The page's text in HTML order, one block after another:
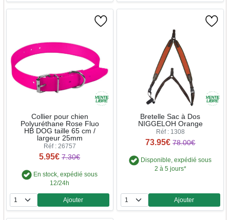
Collier pour chien
Polyuréthane Rose Fluo
HB DOG taille 65 cm /
largeur 25mm
Réf : 26757
5.95€ 7.30€
En stock, expédié sous
12/24h
Quantité
Ajouter
Bretelle Sac à Dos
NIGGELOH Orange
Réf : 1308
73.95€ 78.00€
Disponible, expédié sous
2 à 5 jours*
Quantité
Ajouter